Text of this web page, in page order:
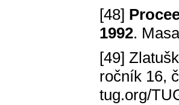
[48]
1992.
[49]
ročník 16,
tug.org/